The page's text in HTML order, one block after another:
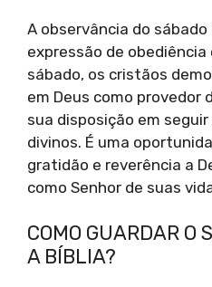
A observância do
expressão de obediência
sábado, os cristãos
em Deus como provedor
sua disposição em
divinos. É uma
gratidão e reverência a
como Senhor de suas
COMO GUARDAR O
A BÍBLIA?